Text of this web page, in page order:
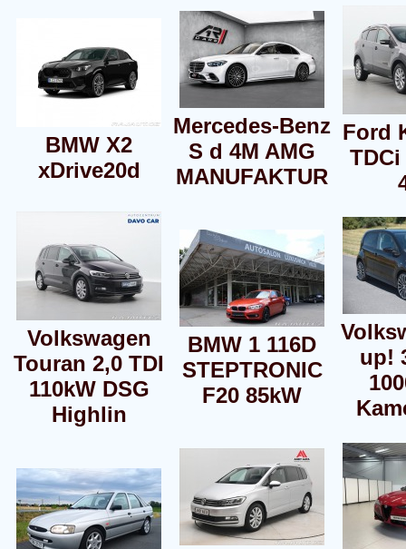
BMW X2
xDrive20d
Mercedes-Benz
S d 4M AMG
MANUFAKTUR
Ford
TDCi
Volkswagen
Touran 2,0 TDI
110kW DSG
Highlin
BMW 1 116D
STEPTRONIC
F20 85kW
up!